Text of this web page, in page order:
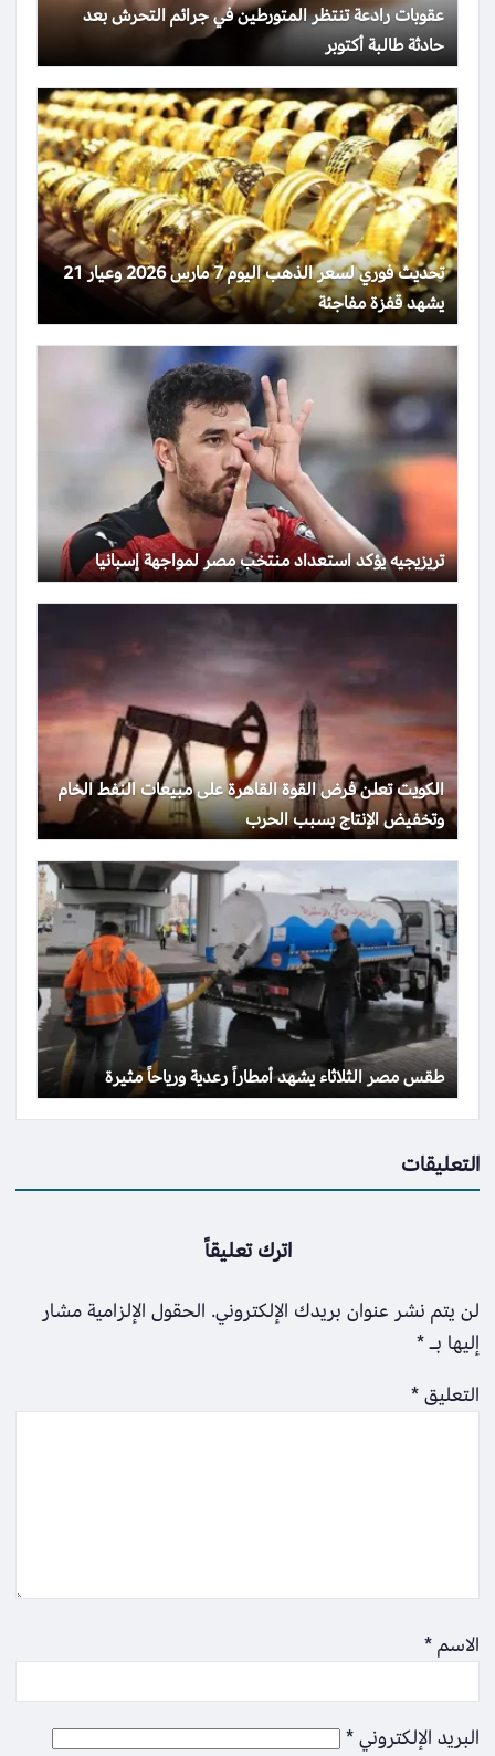
عقوبات رادعة تنتظر المتورطين في جرائم التحرش بعد
حادثة طالبة أكتوبر
تحديث فوري لسعر الذهب اليوم 7 مارس 2026 وعيار 21
يشهد قفزة مفاجئة
تريزيجيه يؤكد استعداد منتخب مصر لمواجهة إسبانيا
الكويت تعلن فرض القوة القاهرة على مبيعات النفط الخام
وتخفيض الإنتاج بسبب الحرب
طقس مصر الثلاثاء يشهد أمطاراً رعدية ورياحاً مثيرة
التعليقات
اترك تعليقاً
لن يتم نشر عنوان بريدك الإلكتروني. الحقول الإلزامية مشار
إليها بـ*
التعليق*
الاسم*
البريد الإلكتروني*